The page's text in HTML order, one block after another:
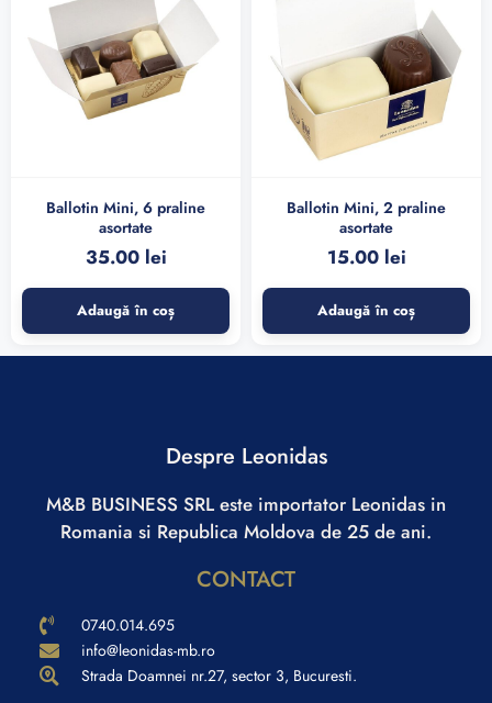
Ballotin Mini, 6 praline
asortate
35.00 lei
Adaugă în coș
Ballotin Mini, 2 praline
asortate
15.00 lei
Adaugă în coș
Despre Leonidas
M&B BUSINESS SRL este importator Leonidas in
Romania si Republica Moldova de 25 de ani.
CONTACT
0740.014.695
info@leonidas-mb.ro
Strada Doamnei nr.27, sector 3, Bucuresti.